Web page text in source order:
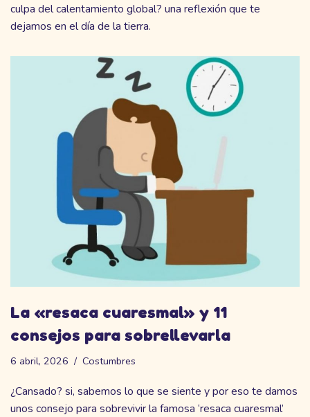
culpa del calentamiento global? una reflexión que te
dejamos en el día de la tierra.
La «resaca cuaresmal» y 11
consejos para sobrellevarla
6 abril, 2026 Costumbres
¿Cansado? si, sabemos lo que se siente y por eso te damos
unos consejo para sobrevivir la famosa ‘resaca cuaresmal’